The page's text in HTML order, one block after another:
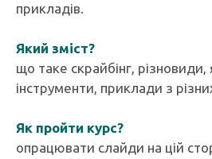
прикладів.
Який зміст?
що таке скрайбінг,
інструменти, приклади з
Як пройти курс?
опрацювати слайди на цій